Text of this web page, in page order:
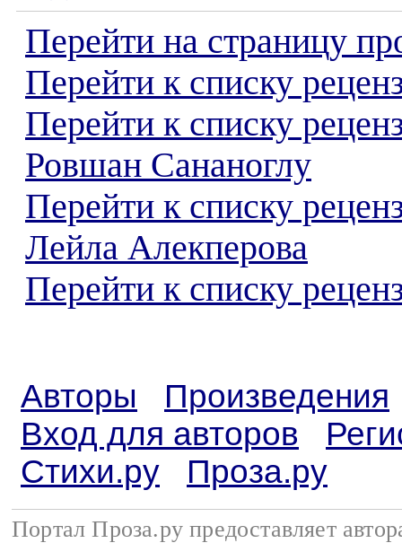
Перейти на страницу
Перейти к списку
Перейти к списку
Ровшан Сананоглу
Перейти к списку
Лейла Алекперова
Перейти к списку
Авторы
Произведения
Вход для авторов
Стихи.ру
Проза.ру
Портал Проза.ру предоставляет